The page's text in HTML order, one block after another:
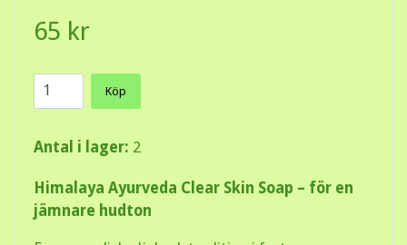
65 kr
Köp
Antal i lager: 2
Himalaya Ayurveda Clear Skin Soap – för en
jämnare hudton